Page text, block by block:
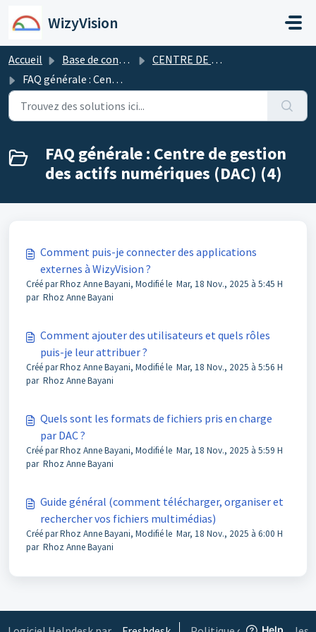
WizyVision
Accueil Base de connaissances
CENTRE DE RESSOURCES NUMÉRIQUES
FAQ générale : Centre de gestion des actifs numériques (DAC)
FAQ générale : Centre de gestion
des actifs numériques (DAC) (4)
Comment puis-je connecter des applications
externes à WizyVision ?
Créé par Rhoz Anne Bayani, Modifié le Mar, 18 Nov., 2025 à 5:45 H
par Rhoz Anne Bayani
Comment ajouter des utilisateurs et quels rôles
puis-je leur attribuer ?
Créé par Rhoz Anne Bayani, Modifié le Mar, 18 Nov., 2025 à 5:56 H
par Rhoz Anne Bayani
Quels sont les formats de fichiers pris en charge
par DAC ?
Créé par Rhoz Anne Bayani, Modifié le Mar, 18 Nov., 2025 à 5:59 H
par Rhoz Anne Bayani
Guide général (comment télécharger, organiser et
rechercher vos fichiers multimédias)
Créé par Rhoz Anne Bayani, Modifié le Mar, 18 Nov., 2025 à 6:00 H
par Rhoz Anne Bayani